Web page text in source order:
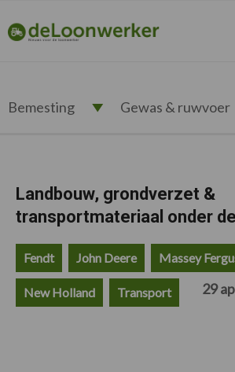
de
hoofdnavigatie
de
hoofd
de
eerste
de
voettekst
deloonwerker.nl
Bemesting Gewas & ruwvoer
Landbouw, grondverzet &
transportmateriaal onder
Fendt John Deere Massey
New Holland Transport 29